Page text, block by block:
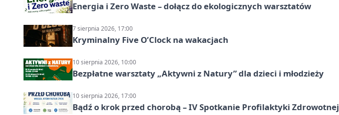
Energia i Zero Waste – dołącz do ekologicznych warsztatów
7 sierpnia 2026, 17:00
Kryminalny Five O’Clock na wakacjach
10 sierpnia 2026, 10:00
Bezpłatne warsztaty „Aktywni z Natury” dla dzieci i młodzieży
10 sierpnia 2026, 17:00
Bądź o krok przed chorobą – IV Spotkanie Profilaktyki Zdrowotnej